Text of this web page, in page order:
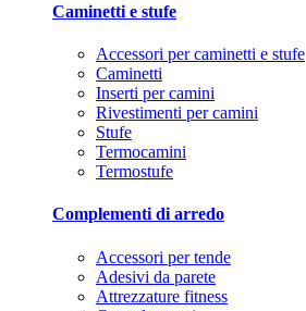
Caminetti e stufe
Accessori per caminetti e stufe
Caminetti
Inserti per camini
Rivestimenti per camini
Stufe
Termocamini
Termostufe
Complementi di arredo
Accessori per tende
Adesivi da parete
Attrezzature fitness